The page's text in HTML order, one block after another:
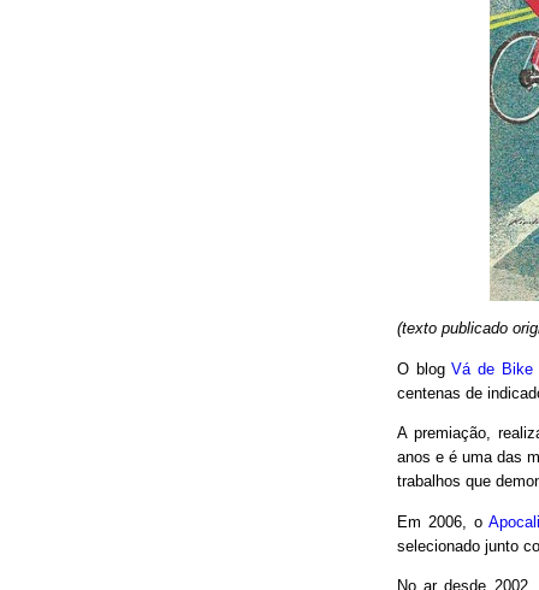
(texto publicado
O blogVá de Bike
centenas de
A premiação,
anos e é uma das
trabalhos que
Em 2006, o
selecionado junto
No ar desde